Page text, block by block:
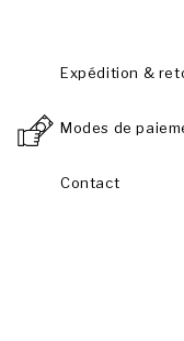
Expédition &
Modes de
Contact